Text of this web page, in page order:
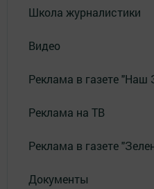
Школа журналистики
Видео
Реклама в газете
Реклама на ТВ
Реклама в газете
Документы